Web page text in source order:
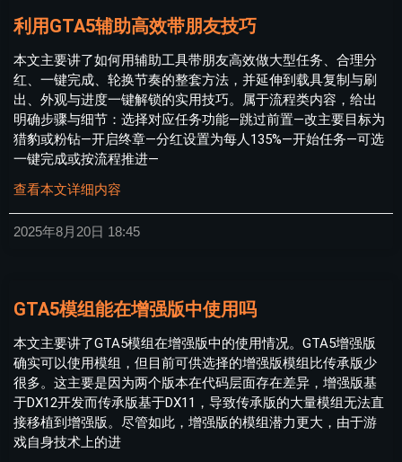
利用GTA5辅助高效带朋友技巧
本文主要讲了如何用辅助工具带朋友高效做大型任务、合理分
红、一键完成、轮换节奏的整套方法，并延伸到载具复制与刷
出、外观与进度一键解锁的实用技巧。属于流程类内容，给出
明确步骤与细节：选择对应任务功能—跳过前置—改主要目标为
猎豹或粉钻—开启终章—分红设置为每人135%—开始任务—可选
一键完成或按流程推进—
查看本文详细内容
2025年8月20日 18:45
GTA5模组能在增强版中使用吗
本文主要讲了GTA5模组在增强版中的使用情况。GTA5增强版
确实可以使用模组，但目前可供选择的增强版模组比传承版少
很多。这主要是因为两个版本在代码层面存在差异，增强版基
于DX12开发而传承版基于DX11，导致传承版的大量模组无法直
接移植到增强版。尽管如此，增强版的模组潜力更大，由于游
戏自身技术上的进